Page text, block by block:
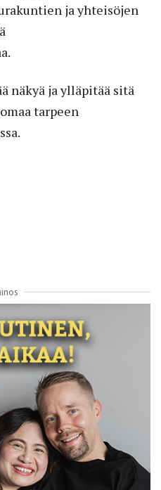
ja yhteisöjen
näkyä ja ylläpitää sitä
tarpeen